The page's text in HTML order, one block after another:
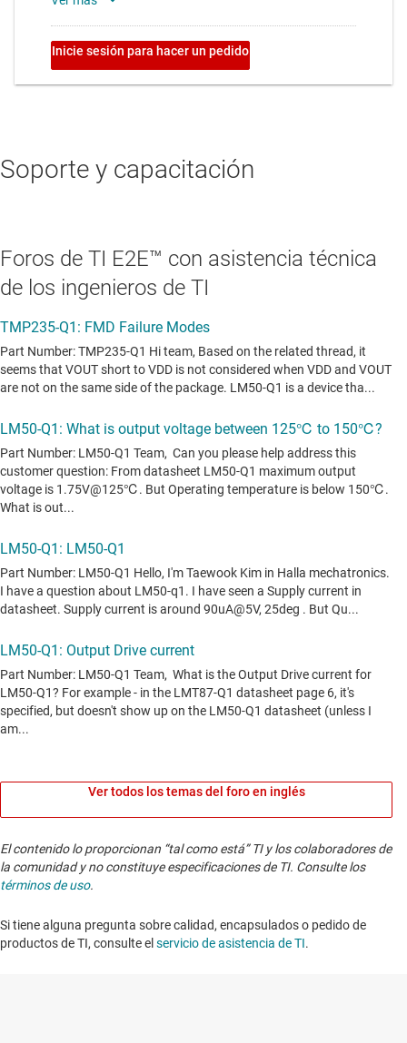
Soporte y capacitación
Foros de TI E2E™ con asistencia técnica
de los ingenieros de TI
Ver todos los temas del foro en inglés
El contenido lo proporcionan “tal como está” TI y los colaboradores de
la comunidad y no constituye especificaciones de TI. Consulte los
términos de uso.
Si tiene alguna pregunta sobre calidad, encapsulados o pedido de
productos de TI, consulte el servicio de asistencia de TI. ​​​​​​​​​​​​​​